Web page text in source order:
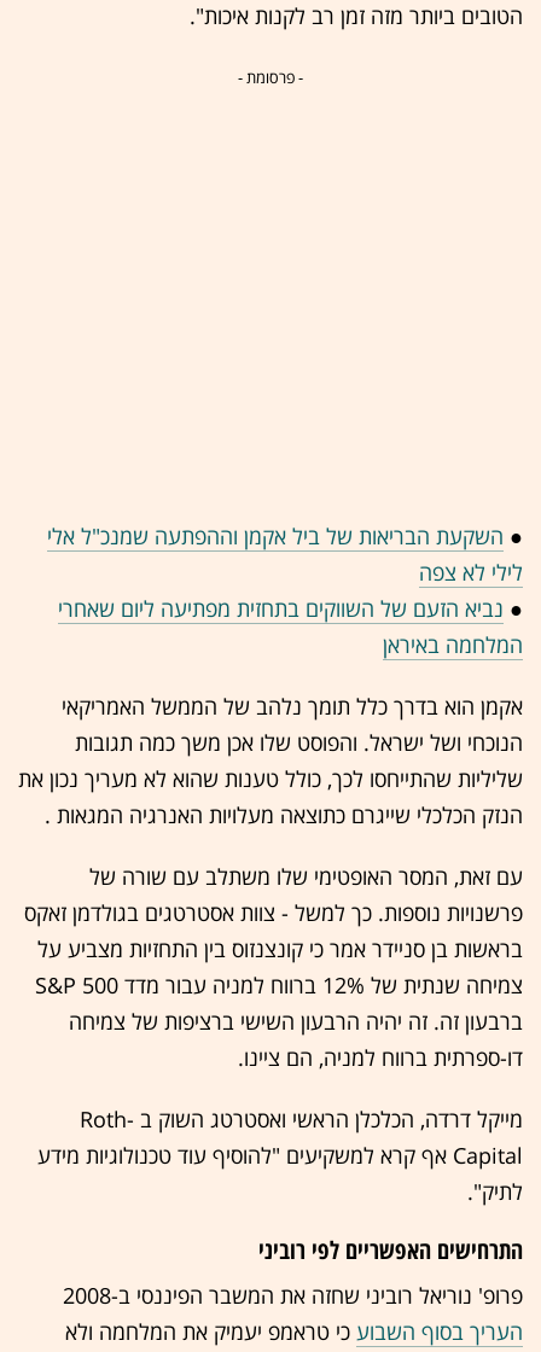
הטובים ביותר מזה זמן רב לקנות איכות".
- פרסומת -
● השקעת הבריאות של ביל אקמן וההפתעה שמנכ"ל אלי
לילי לא צפה
● נביא הזעם של השווקים בתחזית מפתיעה ליום שאחרי
המלחמה באיראן
אקמן הוא בדרך כלל תומך נלהב של הממשל האמריקאי
הנוכחי ושל ישראל. והפוסט שלו אכן משך כמה תגובות
שליליות שהתייחסו לכך, כולל טענות שהוא לא מעריך נכון את
הנזק הכלכלי שייגרם כתוצאה מעלויות האנרגיה המגאות .
עם זאת, המסר האופטימי שלו משתלב עם שורה של
פרשנויות נוספות. כך למשל - צוות אסטרטגים בגולדמן זאקס
בראשות בן סניידר אמר כי קונצנזוס בין התחזיות מצביע על
צמיחה שנתית של 12% ברווח למניה עבור מדד S&P 500
ברבעון זה. זה יהיה הרבעון השישי ברציפות של צמיחה
דו-ספרתית ברווח למניה, הם ציינו.
מייקל דרדה, הכלכלן הראשי ואסטרטג השוק ב -Roth
Capital אף קרא למשקיעים "להוסיף עוד טכנולוגיות מידע
לתיק".
התרחישים האפשריים לפי רוביני
פרופ' נוריאל רוביני שחזה את המשבר הפיננסי ב-2008
העריך בסוף השבוע כי טראמפ יעמיק את המלחמה ולא